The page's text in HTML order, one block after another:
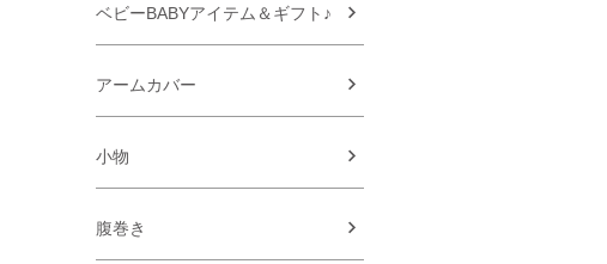
ベビーBABYアイテム＆ギフト♪
アームカバー
小物
腹巻き